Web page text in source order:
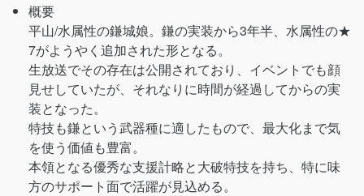
概要
平山/水属性の鎌城娘。鎌の実装から3年半、水属性の★
7がようやく追加された形となる。
生放送でその存在は公開されており、イベントでも顔
見せしていたが、それなりに時間が経過してからの実
装となった。
特技も鎌という武器種に適したもので、最大化まで気
を使う価値も豊富。
本領となる優秀な支援計略と大破特技を持ち、特に味
方のサポート面で活躍が見込める。